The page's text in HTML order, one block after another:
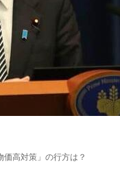
高対策」の行方は？